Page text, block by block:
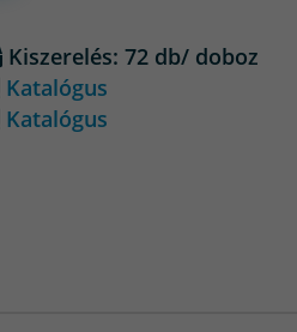
Kiszerelés: 72 db/ doboz
Katalógus
Katalógus